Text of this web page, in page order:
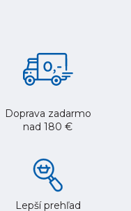
Doprava zadarmo
nad 180 €
Lepší prehľad